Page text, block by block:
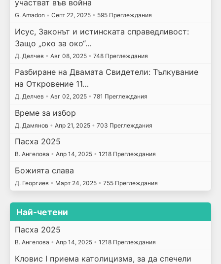
участват във война
G. Amadon • Септ 22, 2025 • 595 Преглеждания
Исус, Законът и истинската справедливост:
Защо „око за око“…
Д. Делчев • Авг 08, 2025 • 748 Преглеждания
Разбиране на Двамата Свидетели: Тълкувание
на Откровение 11…
Д. Делчев • Авг 02, 2025 • 781 Преглеждания
Време за избор
Д. Дамянов • Апр 21, 2025 • 703 Преглеждания
Пасха 2025
В. Ангелова • Апр 14, 2025 • 1218 Преглеждания
Божията слава
Д. Георгиев • Март 24, 2025 • 755 Преглеждания
Най-четени
Пасха 2025
В. Ангелова • Апр 14, 2025 • 1218 Преглеждания
Кловис I приема католицизма, за да спечели